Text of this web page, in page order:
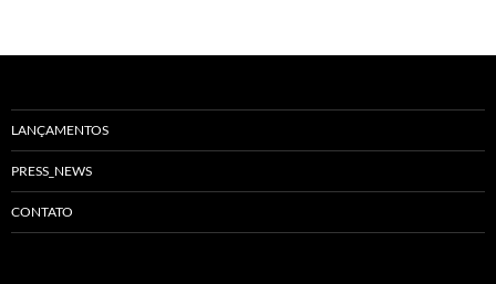
LANÇAMENTOS
PRESS_NEWS
CONTATO